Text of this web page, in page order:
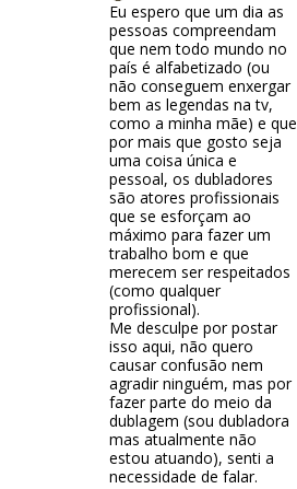
Eu espero que um dia as
pessoas compreendam
que nem todo mundo no
país é alfabetizado (ou
não conseguem enxergar
bem as legendas na tv,
como a minha mãe) e que
por mais que gosto seja
uma coisa única e
pessoal, os dubladores
são atores profissionais
que se esforçam ao
máximo para fazer um
trabalho bom e que
merecem ser respeitados
(como qualquer
profissional).
Me desculpe por postar
isso aqui, não quero
causar confusão nem
agradir ninguém, mas por
fazer parte do meio da
dublagem (sou dubladora
mas atualmente não
estou atuando), senti a
necessidade de falar.